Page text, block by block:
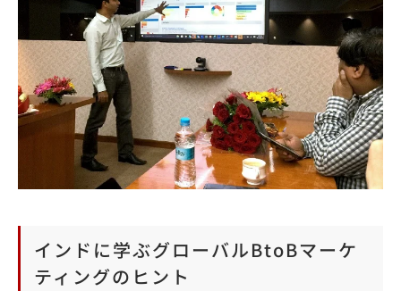
インドに学ぶグローバルBtoBマーケ
ティングのヒント